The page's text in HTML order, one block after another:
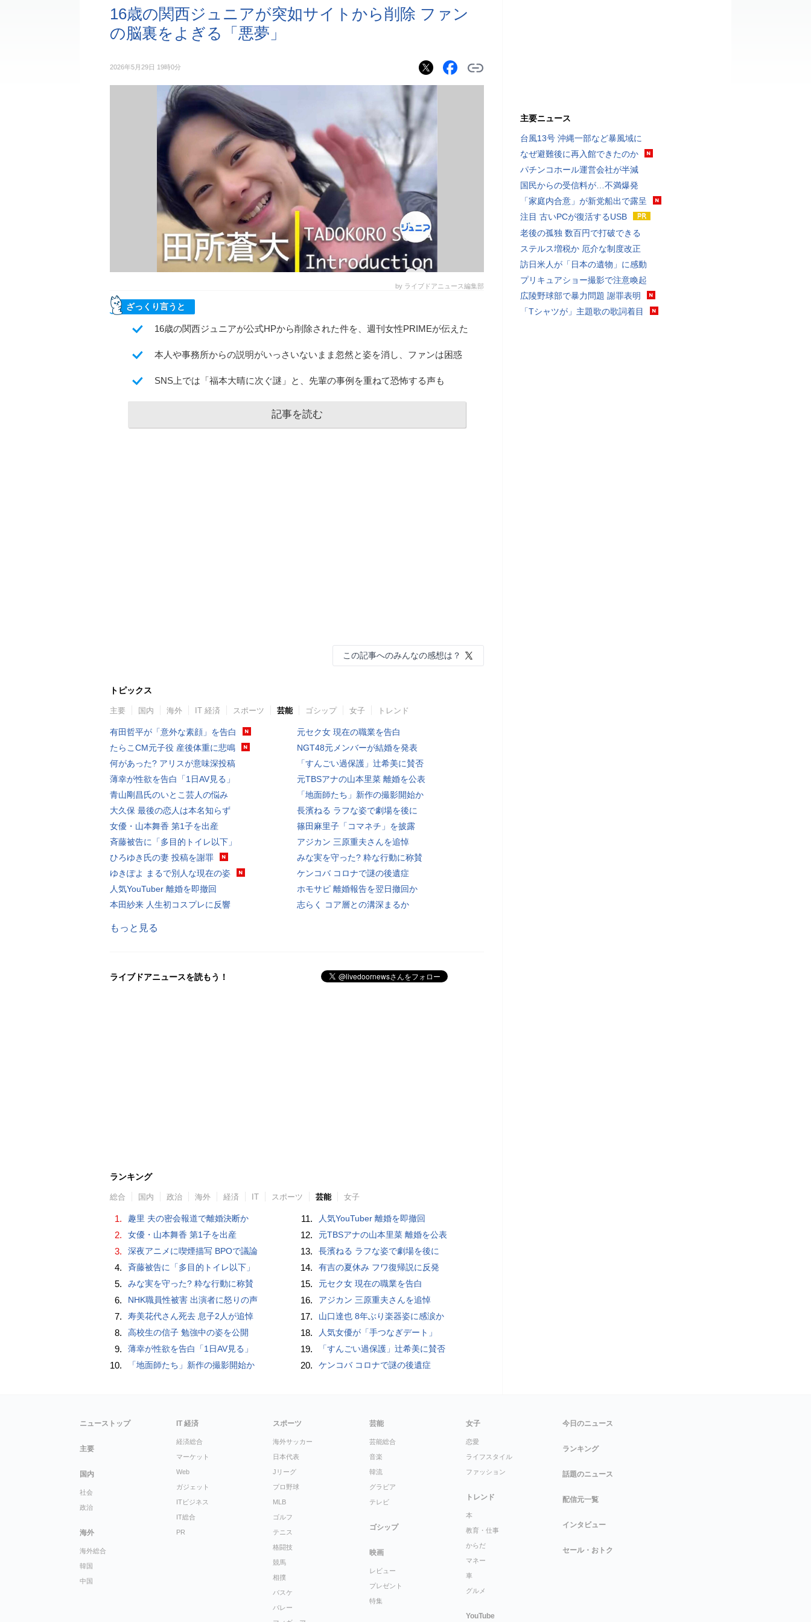
16歳の関西ジュニアが突如サイトから削除 ファン
の脳裏をよぎる「悪夢」
2026年5月29日 19時0分
by ライブドアニュース編集部
ざっくり言うと
16歳の関西ジュニアが公式HPから削除された件を、週刊女性PRIMEが伝えた
本人や事務所からの説明がいっさいないまま忽然と姿を消し、ファンは困惑
SNS上では「福本大晴に次ぐ謎」と、先輩の事例を重ねて恐怖する声も
記事を読む
この記事へのみんなの感想は？
トピックス
主要 国内 海外 IT 経済 スポーツ 芸能 ゴシップ 女子 トレンド
有田哲平が「意外な素顔」を告白
たらこCM元子役 産後体重に悲鳴
何があった? アリスが意味深投稿
薄幸が性欲を告白「1日AV見る」
青山剛昌氏のいとこ芸人の悩み
大久保 最後の恋人は本名知らず
女優・山本舞香 第1子を出産
斉藤被告に「多目的トイレ以下」
ひろゆき氏の妻 投稿を謝罪
ゆきぽよ まるで別人な現在の姿
人気YouTuber 離婚を即撤回
本田紗来 人生初コスプレに反響
元セク女 現在の職業を告白
NGT48元メンバーが結婚を発表
「すんごい過保護」辻希美に賛否
元TBSアナの山本里菜 離婚を公表
「地面師たち」新作の撮影開始か
長濱ねる ラフな姿で劇場を後に
篠田麻里子「コマネチ」を披露
アジカン 三原重夫さんを追悼
みな実を守った? 粋な行動に称賛
ケンコバ コロナで謎の後遺症
ホモサピ 離婚報告を翌日撤回か
志らく コア層との溝深まるか
もっと見る
ライブドアニュースを読もう！
ランキング
総合 国内 政治 海外 経済 IT スポーツ 芸能 女子
1. 趣里 夫の密会報道で離婚決断か
2. 女優・山本舞香 第1子を出産
3. 深夜アニメに喫煙描写 BPOで議論
4. 斉藤被告に「多目的トイレ以下」
5. みな実を守った? 粋な行動に称賛
6. NHK職員性被害 出演者に怒りの声
7. 寿美花代さん死去 息子2人が追悼
8. 高校生の信子 勉強中の姿を公開
9. 薄幸が性欲を告白「1日AV見る」
10. 「地面師たち」新作の撮影開始か
11. 人気YouTuber 離婚を即撤回
12. 元TBSアナの山本里菜 離婚を公表
13. 長濱ねる ラフな姿で劇場を後に
14. 有吉の夏休み フワ復帰説に反発
15. 元セク女 現在の職業を告白
16. アジカン 三原重夫さんを追悼
17. 山口達也 8年ぶり楽器姿に感涙か
18. 人気女優が「手つなぎデート」
19. 「すんごい過保護」辻希美に賛否
20. ケンコバ コロナで謎の後遺症
主要ニュース
台風13号 沖縄一部など暴風域に
なぜ避難後に再入館できたのか
パチンコホール運営会社が半減
国民からの受信料が…不満爆発
「家庭内合意」が新党船出で露呈
注目 古いPCが復活するUSB
老後の孤独 数百円で打破できる
ステルス増税か 厄介な制度改正
訪日米人が「日本の遺物」に感動
プリキュアショー撮影で注意喚起
広陵野球部で暴力問題 謝罪表明
「Tシャツが」主題歌の歌詞着目
ニューストップ
主要
国内
社会
政治
海外
海外総合
韓国
中国
IT 経済
経済総合
マーケット
Web
ガジェット
ITビジネス
IT総合
PR
スポーツ
海外サッカー
日本代表
Jリーグ
プロ野球
MLB
ゴルフ
テニス
格闘技
競馬
相撲
バスケ
バレー
芸能
芸能総合
音楽
韓流
グラビア
テレビ
ゴシップ
映画
レビュー
プレゼント
特集
女子
恋愛
ライフスタイル
ファッション
トレンド
本
教育・仕事
からだ
マネー
車
グルメ
YouTube
今日のニュース
ランキング
話題のニュース
配信元一覧
インタビュー
セール・おトク